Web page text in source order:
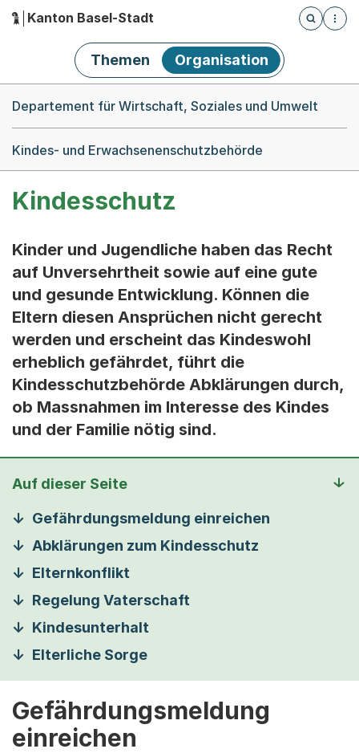
Hauptnavigation
Kanton Basel-Stadt
Öffnet
Themen Organisation
Departement für Wirtschaft, Soziales und Umwelt
Kindes- und Erwachsenenschutzbehörde
Kindesschutz
Kinder und Jugendliche haben das Recht
auf Unversehrtheit sowie auf eine gute
und gesunde Entwicklung. Können die
Eltern diesen Ansprüchen nicht gerecht
werden und erscheint das Kindeswohl
erheblich gefährdet, führt die
Kindesschutzbehörde Abklärungen durch,
ob Massnahmen im Interesse des Kindes
und der Familie nötig sind.
Auf dieser Seite
Gefährdungsmeldung einreichen
Abklärungen zum Kindesschutz
Elternkonflikt
Regelung Vaterschaft
Kindesunterhalt
Elterliche Sorge
Gefährdungsmeldung
einreichen